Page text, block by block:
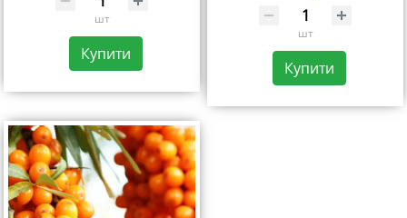
шт
Купити
шт
Купити